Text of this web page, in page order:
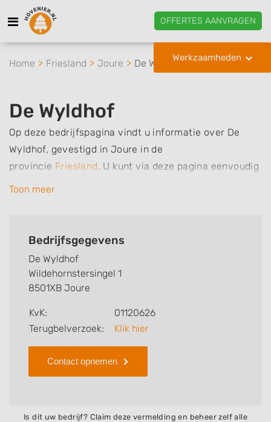
OFFERTES AANVRAGEN
Werkzaamheden
Home Friesland Joure De Wyldhof
De Wyldhof
Op deze bedrijfspagina vindt u informatie over De
Wyldhof, gevestigd in Joure in de
provincie Friesland. U kunt via deze pagina eenvoudig
contact met het bedrijf opnemen door te bellen of een
welke zaken De Wyldhof voor u kan verzorgen.
als u al ervaring heeft met dit bedrijf.
Zoekt u een ander bedrijf? Bekijk dan andere
hoveniers en bedrijven inJoure
Toon meer
Bedrijfsgegevens
De Wyldhof
Wildehornstersingel 1
8501XB Joure
KvK:
01120626
Terugbelverzoek:
Klik hier
Contact opnemen
Is dit uw bedrijf? Claim deze vermelding en beheer zelf alle